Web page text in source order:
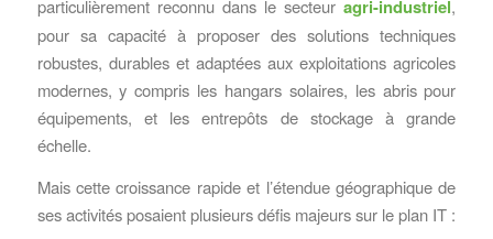
particulièrement reconnu dans le secteuragri-industriel,
pour sa capacité à proposer des solutions techniques
robustes, durables et adaptées aux exploitations agricoles
modernes, y compris les hangars solaires, les abris pour
équipements, et les entrepôts de stockage à grande
échelle.
Mais cette croissance rapide et l’étendue géographique de
ses activités posaient plusieurs défis majeurs sur le plan IT :